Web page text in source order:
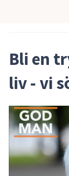
Bli en
liv - vi